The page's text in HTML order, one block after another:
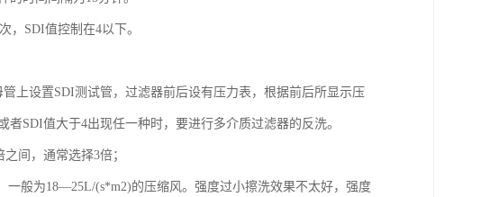
，SDI值控制在4以下。
上设置SDI测试管，过滤器前后设有压力表，根据前后所显示压
SDI值大于4出现任一种时，要进行多介质过滤器的反洗。
间，通常选择3倍；
一般为18—25L/(s*m2)的压缩风。强度过小擦洗效果不太好，强度